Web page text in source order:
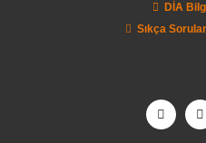
DİA
Sıkça